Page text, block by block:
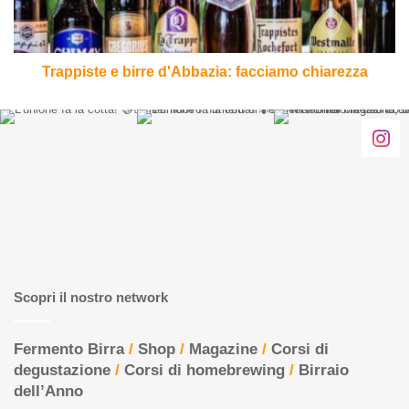
Trappiste e birre d'Abbazia: facciamo chiarezza
Scopri il nostro network
Fermento Birra/ Shop / Magazine / Corsi di
degustazione / Corsi di homebrewing / Birraio
dell’Anno